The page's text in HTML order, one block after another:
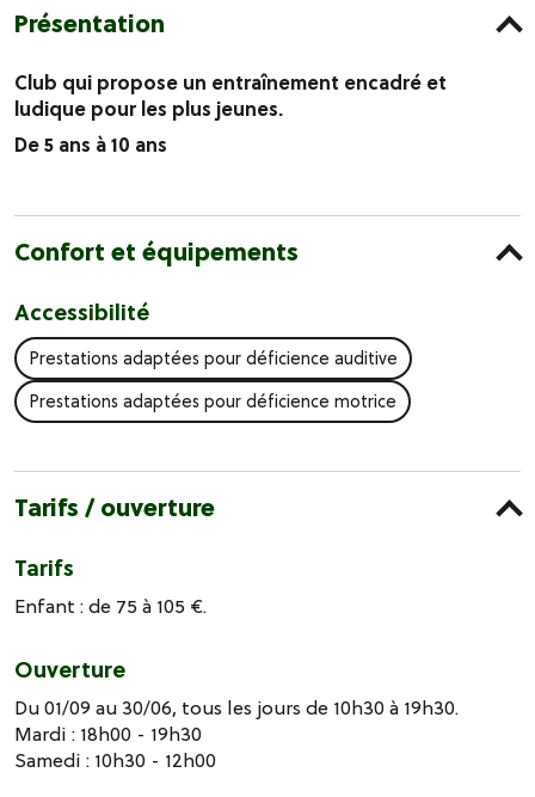
Présentation
Club qui propose un entraînement encadré et
ludique pour les plus jeunes.
De 5 ans à 10 ans
Confort et équipements
Accessibilité
Prestations adaptées pour déficience auditive
Prestations adaptées pour déficience motrice
Tarifs / ouverture
Tarifs
Enfant : de 75 à 105 €.
Ouverture
Du 01/09 au 30/06, tous les jours de 10h30 à 19h30.
Mardi : 18h00 - 19h30
Samedi : 10h30 - 12h00